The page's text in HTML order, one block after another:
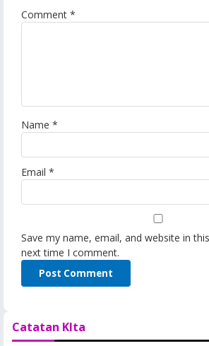
Comment *
Name *
Email *
Save my name, email, and website in
next time I comment.
Catatan KIta